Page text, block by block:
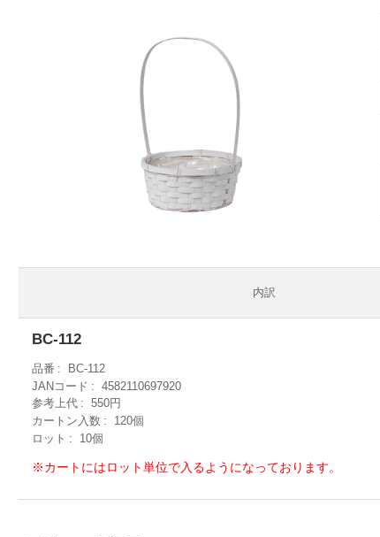
内訳
BC-112
品番
BC-112
JANコード
4582110697920
参考上代
550円
カートン入数
120個
ロット
10個
※カートにはロット単位で入るようになっております。